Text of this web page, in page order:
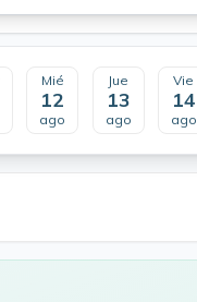
Mié
12
ago
Jue
13
ago
Vie
14
ago